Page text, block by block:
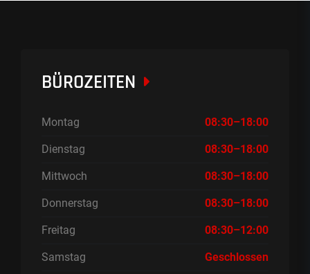
BÜROZEITEN
Montag 08:30–18:00
Dienstag 08:30–18:00
Mittwoch 08:30–18:00
Donnerstag 08:30–18:00
Freitag 08:30–12:00
Samstag Geschlossen